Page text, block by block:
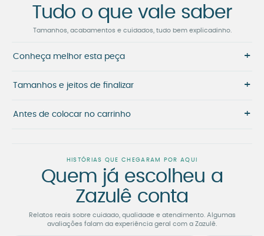
Tudo o que vale saber
Tamanhos, acabamentos e cuidados, tudo bem explicadinho.
Conheça melhor esta peça +
Tamanhos e jeitos de finalizar +
Antes de colocar no carrinho +
HISTÓRIAS QUE CHEGARAM POR AQUI
Quem já escolheu a
Zazulê conta
Relatos reais sobre cuidado, qualidade e atendimento. Algumas
avaliações falam da experiência geral com a Zazulê.